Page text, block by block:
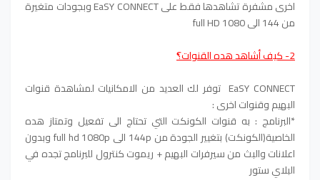
اخرى مشفرة تشاهدها فقط على EaSY CONNECT وبجودات متغيرة
من 144 الى 1080 full HD
2- كيف أشاهد هده القنوات؟ّ
EaSY CONNECT توفر لك العديد من الامكانيات لمشاهدة قنوات
البهيم وقنوات اخرى :
*البرنامج : به قنوات الكونكت التي تحتاج الى تفعيل وتمتاز هده
الخاصية(الكونكت) بتغيير الجودة من 144p الى full hd 1080p وبدون
اعلانات والبث من سيرفرات البهيم + ريموت كنترول للبرنامج تجده في
البلاي ستور